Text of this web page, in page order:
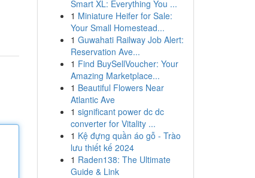
Smart XL: Everything You ...
1 Miniature Heifer for Sale:
Your Small Homestead...
1 Guwahati Railway Job Alert:
Reservation Ave...
1 Find BuySellVoucher: Your
Amazing Marketplace...
1 Beautiful Flowers Near
Atlantic Ave
1 significant power dc dc
converter for Vitality ...
1 Kệ đựng quần áo gỗ - Trào
lưu thiết kế 2024
1 Raden138: The Ultimate
Guide & Link